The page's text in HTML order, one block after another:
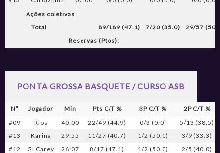
Ações coletivas
Total
89/189 (47.1) 7/20 (35.0)
29/57
Reservas (Ptos):
PONTA GROSSA BASQUETE / CURSO ASB
Nº Jogador Min Pts C/T % 3P C/T %
2P C/T %
#09
Rios 40:00 22/49 (44.9) 0/3 (0.0)
5/13 (38.5)
#13
Karina 29:55 11/27 (40.7) 1/2 (50.0)
3/9 (33.3)
#12
Gi Carey 26:07 8/17 (47.1) 1/2 (50.0)
2/5 (40.0)